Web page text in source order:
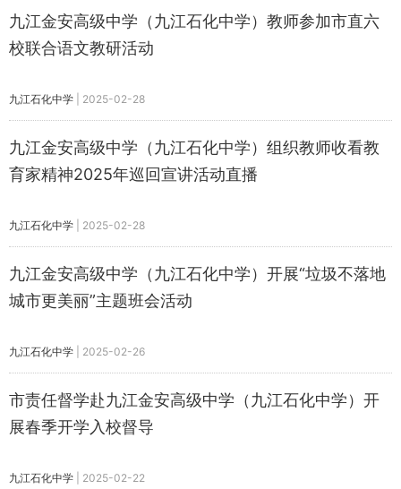
九江金安高级中学（九江石化中学）教师参加市直六
校联合语文教研活动
九江石化中学 2025-02-28
九江金安高级中学（九江石化中学）组织教师收看教
育家精神2025年巡回宣讲活动直播
九江石化中学 2025-02-28
九江金安高级中学（九江石化中学）开展“垃圾不落地
城市更美丽”主题班会活动
九江石化中学 2025-02-26
市责任督学赴九江金安高级中学（九江石化中学）开
展春季开学入校督导
九江石化中学 2025-02-22